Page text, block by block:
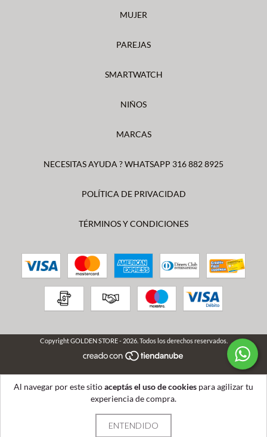
Al navegar por este sitioaceptás el uso de cookies para agilizar tu
experiencia de compra.
ENTENDIDO
MUJER
PAREJAS
SMARTWATCH
NIÑOS
MARCAS
NECESITAS AYUDA ? WHATSAPP 316 882 8925
POLÍTICA DE PRIVACIDAD
TÉRMINOS Y CONDICIONES
Copyright GOLDEN STORE - 2026. Todos los derechos reservados.